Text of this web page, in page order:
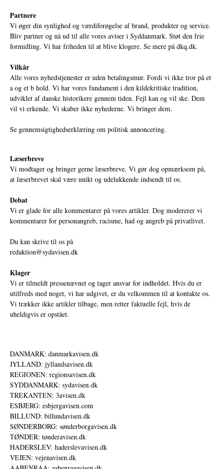
Partnere
Vi øger din synlighed og værdiforøgelse af brand, produkter og service.
Bliv partner og nå ud til alle vores aviser i Syddanmark. Støt den frie
formidling. Vi har friheden til at blive klogere. Se mere på dkq.dk.
Vilkår
Alle vores nyhedstjenester er uden betalingsmur. Fordi vi ikke tror på et
a og et b hold. Vi har vores fundament i den kildekritiske tradition,
udviklet af danske historikere gennem tiden. Fejl kan og vil ske. Dem
vil vi erkende. Vi skaber ikke nyhederne. Vi bringer dem.
Se gennemsigtighedserklæring om politisk annoncering.
Læserbreve
Vi modtager og bringer gerne læserbreve. Vi gør dog opmærksom på,
at læserbrevet skal være unikt og udelukkende indsendt til os.
Debat
Vi er glade for alle kommentarer på vores artikler. Dog modererer vi
kommentarer for personangreb, racisme, had og angreb på privatlivet.
Du kan skrive til os på
redaktion@sydavisen.dk
Klager
Vi er tilmeldt pressenævnet og tager ansvar for indholdet. Hvis du er
utilfreds med noget, vi har udgivet, er du velkommen til at kontakte os.
Vi trækker ikke artikler tilbage, men retter faktuelle fejl, hvis de
uheldigvis er opstået.
DANMARK: danmarkavisen.dk
JYLLAND: jyllandsavisen.dk
REGIONEN: regionsavisen.dk
SYDDANMARK: sydavisen.dk
TREKANTEN: 3avisen.dk
ESBJERG: esbjergavisen.com
BILLUND: billundavisen.dk
SØNDERBORG: sønderborgavisen.dk
TØNDER: tønderavisen.dk
HADERSLEV: haderslevavisen.dk
VEJEN: vejenavisen.dk